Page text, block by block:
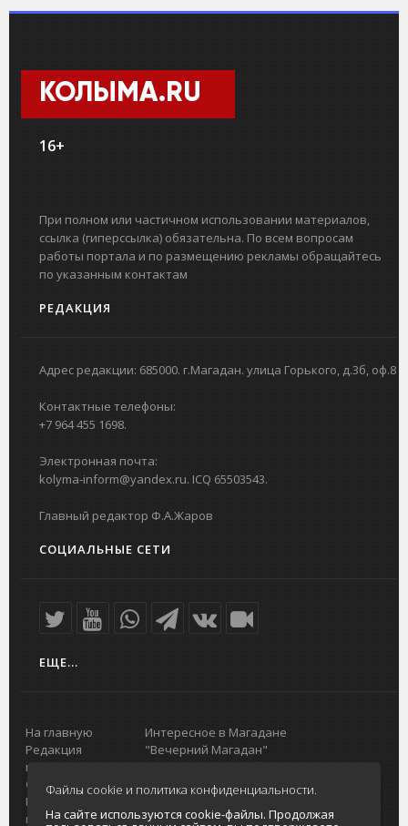
КОЛЫМА.RU
16+
При полном или частичном использовании материалов,
ссылка (гиперссылка) обязательна. По всем вопросам
работы портала и по размещению рекламы обращайтесь
по указанным контактам
РЕДАКЦИЯ
Адрес редакции: 685000. г.Магадан. улица Горького, д.3б, оф.8
Контактные телефоны:
+7 964 455 1698.
Электронная почта:
kolyma-inform@yandex.ru. ICQ 65503543.
Главный редактор Ф.А.Жаров
СОЦИАЛЬНЫЕ СЕТИ
ЕЩЕ...
На главную
Редакция
портала
О проекте
Реклама на
портале
Интересное в Магадане
"Вечерний Магадан"
Городская доска объявлений
Реклама
Главный туристический портал
Колымы
Файлы cookie и политика конфиденциальности.
На сайте используются cookie-файлы. Продолжая